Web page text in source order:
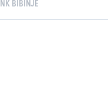
NK BIBINJE